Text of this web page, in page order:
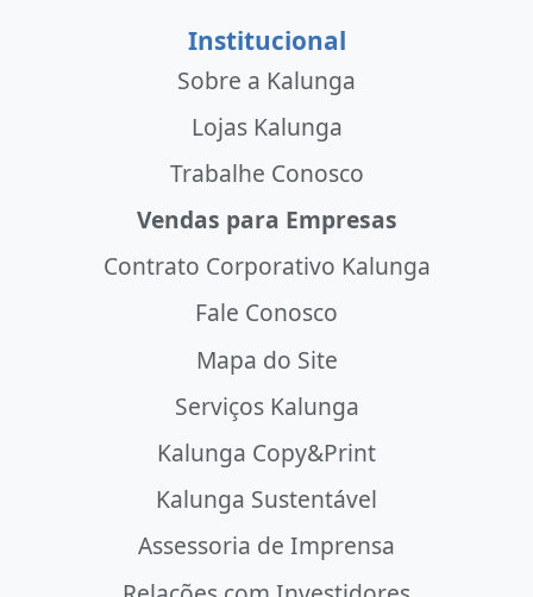
Institucional
Sobre a Kalunga
Lojas Kalunga
Trabalhe Conosco
Vendas para Empresas
Contrato Corporativo Kalunga
Fale Conosco
Mapa do Site
Serviços Kalunga
Kalunga Copy&Print
Kalunga Sustentável
Assessoria de Imprensa